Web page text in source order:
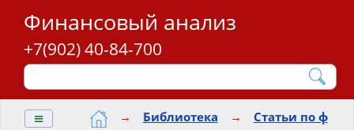
Финансовый анализ
+7(902) 40-84-700
≡ → Библиотека →
Статьи по ф